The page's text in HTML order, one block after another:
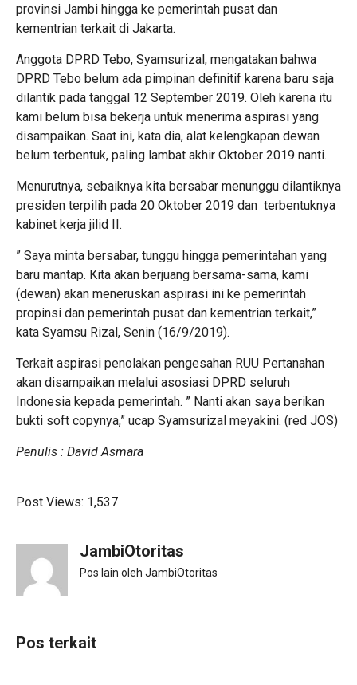
provinsi Jambi hingga ke pemerintah pusat dan
kementrian terkait di Jakarta.
Anggota DPRD Tebo, Syamsurizal, mengatakan bahwa
DPRD Tebo belum ada pimpinan definitif karena baru saja
dilantik pada tanggal 12 September 2019. Oleh karena itu
kami belum bisa bekerja untuk menerima aspirasi yang
disampaikan. Saat ini, kata dia, alat kelengkapan dewan
belum terbentuk, paling lambat akhir Oktober 2019 nanti.
Menurutnya, sebaiknya kita bersabar menunggu dilantiknya
presiden terpilih pada 20 Oktober 2019 dan terbentuknya
kabinet kerja jilid II.
” Saya minta bersabar, tunggu hingga pemerintahan yang
baru mantap. Kita akan berjuang bersama-sama, kami
(dewan) akan meneruskan aspirasi ini ke pemerintah
propinsi dan pemerintah pusat dan kementrian terkait,”
kata Syamsu Rizal, Senin (16/9/2019).
Terkait aspirasi penolakan pengesahan RUU Pertanahan
akan disampaikan melalui asosiasi DPRD seluruh
Indonesia kepada pemerintah. ” Nanti akan saya berikan
bukti soft copynya,” ucap Syamsurizal meyakini. (red JOS)
Penulis : David Asmara
Post Views: 1,537
JambiOtoritas
Pos lain oleh JambiOtoritas
Pos terkait